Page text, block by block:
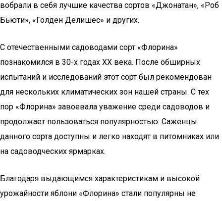
вобрали в себя лучшие качества сортов «Джонатан», «Роб
Бьюти», «Голден Делишес» и других.
С отечественными садоводами сорт «Флорина»
познакомился в 30-х годах XX века. После обширных
испытаний и исследований этот сорт был рекомендован
для нескольких климатических зон нашей страны. С тех
пор «Флорина» завоевала уважение среди садоводов и
продолжает пользоваться популярностью. Саженцы
данного сорта доступны и легко находят в питомниках или
на садоводческих ярмарках.
Благодаря выдающимся характеристикам и высокой
урожайности яблони «Флорина» стали популярны не